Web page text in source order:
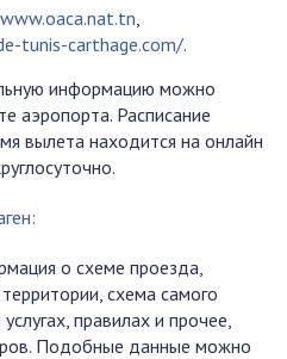
www.oaca.nat.tn,
tunis-carthage.com/.
информацию можно
аэропорта. Расписание
вылета находится на онлайн
о схеме проезда,
схема самого
правилах и прочее,
Подобные данные можно